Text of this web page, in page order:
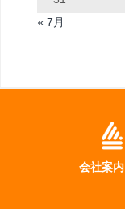
« 7月
会社案内